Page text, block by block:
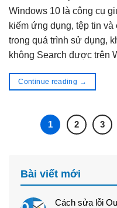
Windows 10 là công cụ
kiếm ứng dụng, tệp tin và
trong quá trình sử dụng,
không Search được trên
Continue reading →
1 2 3
Bài viết mới
Cách sửa lỗi